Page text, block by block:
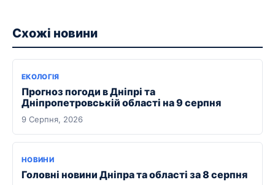
Схожі новини
ЕКОЛОГІЯ
Прогноз погоди в Дніпрі та
Дніпропетровській області на 9 серпня
9 Серпня, 2026
НОВИНИ
Головні новини Дніпра та області за 8 серпня